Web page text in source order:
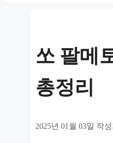
쏘 팔메
총정리
2025년 01월 03일 작